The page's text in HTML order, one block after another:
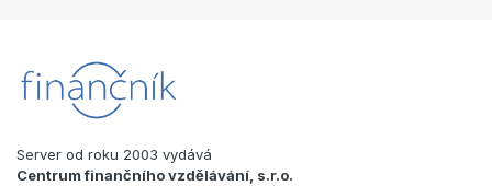
Server od roku 2003 vydává
Centrum finančního vzdělávání, s.r.o.